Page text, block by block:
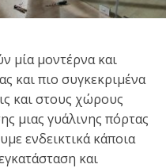
μία μοντέρνα και
και πιο συγκεκριμένα
και στους χώρους
μιας γυάλινης πόρτας
ενδεικτικά κάποια
και